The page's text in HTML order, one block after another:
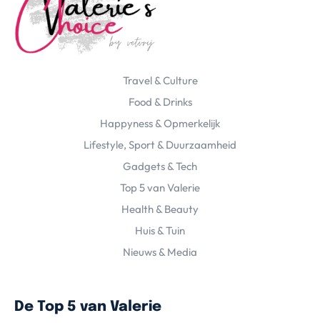
Travel & Culture
Food & Drinks
Happyness & Opmerkelijk
Lifestyle, Sport & Duurzaamheid
Gadgets & Tech
Top 5 van Valerie
Health & Beauty
Huis & Tuin
Nieuws & Media
De Top 5 van Valerie